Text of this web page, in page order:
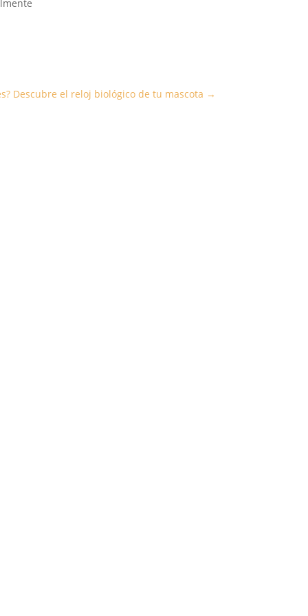
Descubre el reloj biológico de tu mascota →